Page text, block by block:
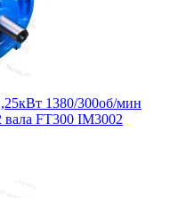
1380/300об/мин
FT300 IM3002